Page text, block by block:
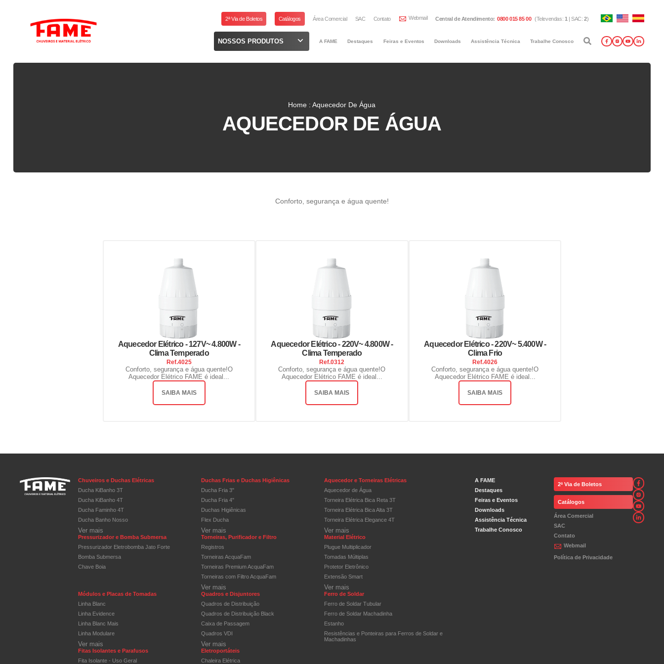
2ª Via de Boletos Catálogos Área Comercial SAC Contato Webmail Central de Atendimento: 0800 015 85 00 (Televendas: 1 |SAC: 2)
NOSSOS PRODUTOS A FAME Destaques Feiras e Eventos Downloads Assistência Técnica Trabalhe Conosco
Home : Aquecedor De Água
AQUECEDOR DE ÁGUA
Conforto, segurança e água quente!
Aquecedor Elétrico - 127V~ 4.800W -
Clima Temperado
Ref.4025
Conforto, segurança e água quente!O
Aquecedor Elétrico FAME é ideal...
SAIBA MAIS
Aquecedor Elétrico - 220V~ 4.800W -
Clima Temperado
Ref.0312
Conforto, segurança e água quente!O
Aquecedor Elétrico FAME é ideal...
SAIBA MAIS
Aquecedor Elétrico - 220V~ 5.400W -
Clima Frio
Ref.4026
Conforto, segurança e água quente!O
Aquecedor Elétrico FAME é ideal...
SAIBA MAIS
Chuveiros e Duchas Elétricas
Ducha KiBanho 3T
Ducha KiBanho 4T
Ducha Faminho 4T
Ducha Banho Nosso
Ver mais
Duchas Frias e Duchas Higiênicas
Ducha Fria 3"
Ducha Fria 4"
Duchas Higiênicas
Flex Ducha
Ver mais
Aquecedor e Torneiras Elétricas
Aquecedor de Água
Torneira Elétrica Bica Reta 3T
Torneira Elétrica Bica Alta 3T
Torneira Elétrica Elegance 4T
Ver mais
Pressurizador e Bomba Submersa
Pressurizador Eletrobomba Jato Forte
Bomba Submersa
Chave Boia
Torneiras, Purificador e Filtro
Registros
Torneiras AcquaFam
Torneiras Premium AcquaFam
Torneiras com Filtro AcquaFam
Ver mais
Material Elétrico
Plugue Multiplicador
Tomadas Múltiplas
Protetor Eletrônico
Extensão Smart
Ver mais
Módulos e Placas de Tomadas
Linha Blanc
Linha Evidence
Linha Blanc Mais
Linha Modulare
Ver mais
Quadros e Disjuntores
Quadros de Distribuição
Quadros de Distribuição Black
Caixa de Passagem
Quadros VDI
Ver mais
Ferro de Soldar
Ferro de Soldar Tubular
Ferro de Soldar Machadinha
Estanho
Resistências e Ponteiras para Ferros de Soldar e
Machadinhas
Fitas Isolantes e Parafusos
Fita Isolante - Uso Geral
Eletroportáteis
Chaleira Elétrica
A FAME
Destaques
Feiras e Eventos
Downloads
Assistência Técnica
Trabalhe Conosco
2ª Via de Boletos
Catálogos
Área Comercial
SAC
Contato
Webmail
Política de Privacidade